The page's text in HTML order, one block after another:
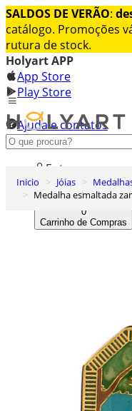
SALDOS DE VERÃO:
catálogo. Promoções
rutura de stock.
Holyart APP
App Store
Play Store
Ajuda e contatos
Conheça premium
Entrar
Lista de Desejos
0
Carrinho de Compras
Inicio Jóias
Medalha esmaltada